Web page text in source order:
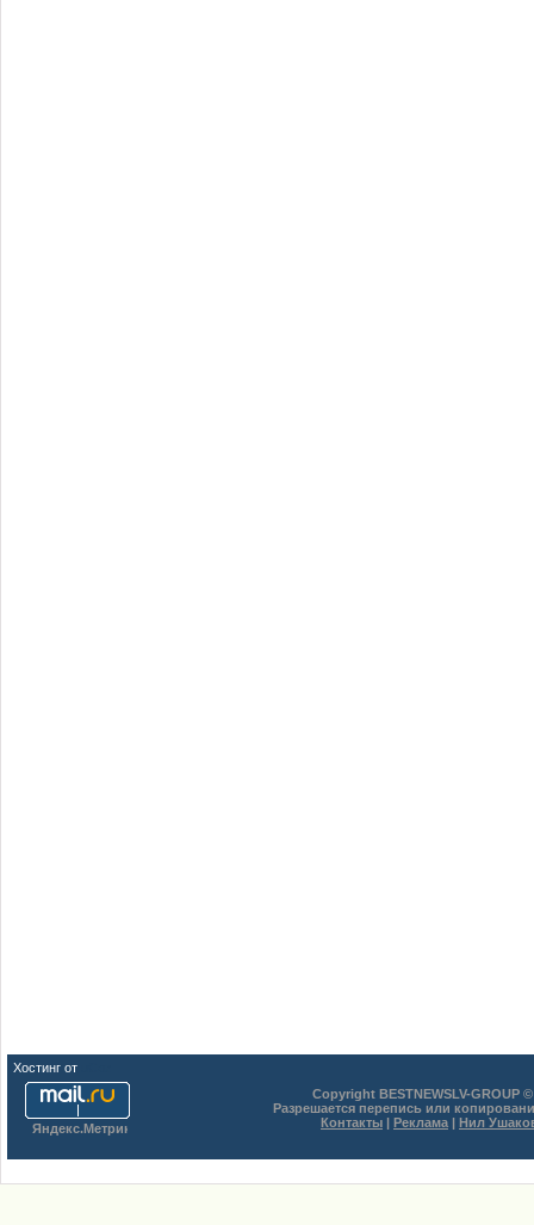
Хостинг от
Copyright BESTNEWSLV-GROUP
Разрешается перепись или
Контакты | Реклама | Нил